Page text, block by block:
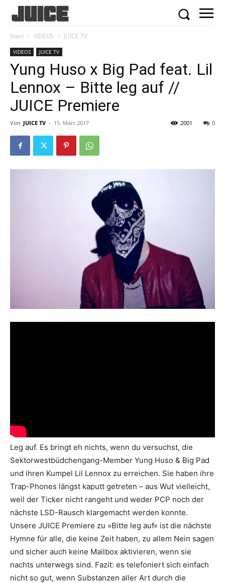
Start VIDEOS JUICE TV
VIDEOS JUICE TV
Yung Huso x Big Pad feat. Lil
Lennox – Bitte leg auf //
JUICE Premiere
Von JUICE TV - 15. März 2017 0
2001
Leg auf. Es bringt eh nichts, wenn du versuchst, die
Sektorwestbüdchengang-Member Yung Huso & Big Pad
und ihren Kumpel Lil Lennox zu erreichen. Sie haben ihre
Trap-Phones längst kaputt getreten – aus Wut vielleicht,
weil der Ticker nicht rangeht und weder PCP noch der
nächste LSD-Rausch klargemacht werden konnte.
Unsere JUICE Premiere zu »Bitte leg auf« ist die nächste
Hymne für alle, die keine Zeit haben, zu allem Nein sagen
und sicher auch keine Mailbox aktivieren, wenn sie
nachts unterwegs sind. Fazit: es telefoniert sich einfach
nicht so gut, wenn Substanzen aller Art durch die